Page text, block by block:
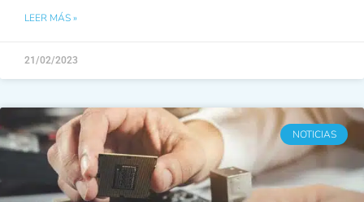
LEER MÁS »
21/02/2023
NOTICIAS